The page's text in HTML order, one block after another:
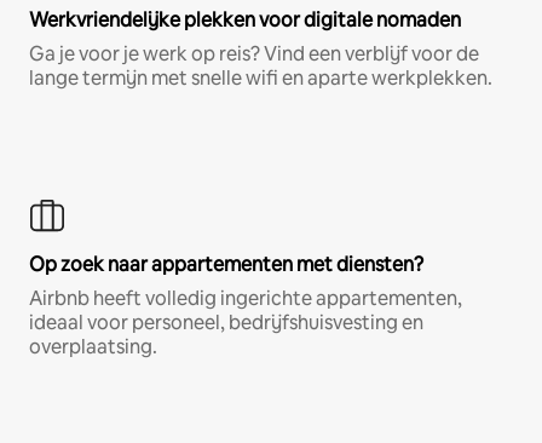
Werkvriendelijke plekken voor digitale nomaden
Ga je voor je werk op reis? Vind een verblijf voor de
lange termijn met snelle wifi en aparte werkplekken.
Op zoek naar appartementen met diensten?
Airbnb heeft volledig ingerichte appartementen,
ideaal voor personeel, bedrijfshuisvesting en
overplaatsing.